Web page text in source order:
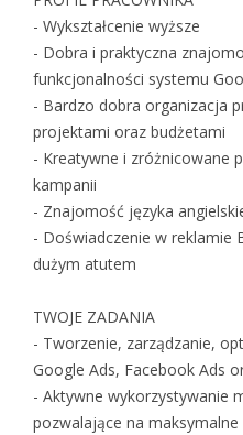
- Wykształcenie wyższe
- Dobra i praktyczna
funkcjonalności systemu
- Bardzo dobra organizacja
projektami oraz budżetami
- Kreatywne i zróżnicowane
kampanii
- Znajomość języka
- Doświadczenie w reklamie
dużym atutem
TWOJE ZADANIA
- Tworzenie, zarządzanie,
Google Ads, Facebook Ads
- Aktywne wykorzystywanie
pozwalające na